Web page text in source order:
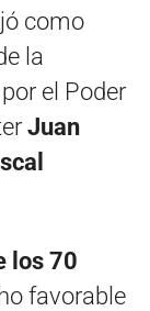
como
la
el Poder
Juan
los 70
favorable